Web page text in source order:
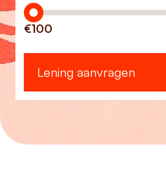
€100
Lening aanvragen